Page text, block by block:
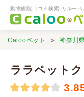
動物病院口コミ検索 カルーペ
Calooペット 神奈川
ララペット